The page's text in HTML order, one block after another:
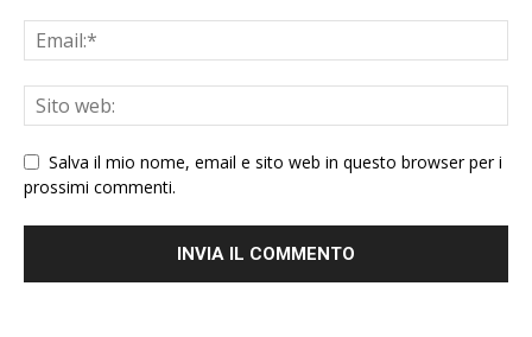
Salva il mio nome, email e sito web in questo browser per i
prossimi commenti.